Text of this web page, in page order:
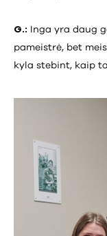
G.: Inga yra daug
pameistrė, bet
kyla stebint, kaip